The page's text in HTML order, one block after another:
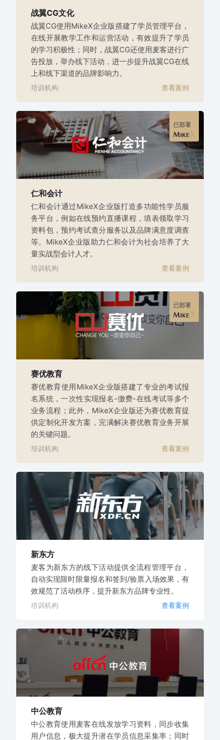
战翼CG文化
战翼CG使用MikeX企业版搭建了学员管理平台，
在线开展教学工作和运营活动，有效提升了学员
的学习积极性；同时，战翼CG还使用麦客进行广
告投放，举办线下活动，进一步提升战翼CG在线
上和线下渠道的品牌影响力。
培训机构 查看案例
已部署
仁和会计
仁和会计通过MikeX企业版打造多功能性学员服
务平台，例如在线预约直播课程，填表领取学习
资料包，预约考试查分服务以及品牌满意度调查
等。MikeX企业版助力仁和会计为社会培养了大
量实战型会计人才。
培训机构 查看案例
已部署
赛优教育
赛优教育使用MikeX企业版搭建了专业的考试报
名系统，一次性实现报名-缴费-在线考试等多个
业务流程；此外，MikeX企业版还为赛优教育提
供定制化开发方案，完满解决赛优教育业务开展
的关键问题。
培训机构 查看案例
新东方
麦客为新东方的线下活动提供全流程管理平台，
自动实现限时限量报名和签到/验票入场效果，有
效规范了活动秩序，提升新东方品牌专业性。
培训机构 查看案例
中公教育
中公教育使用麦客在线发放学习资料，同步收集
用户信息，极大提升潜在学员信息采集率；同时